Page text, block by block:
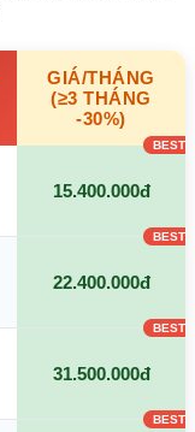
GIÁ/THÁNG
(≥3 THÁNG
-30%)
15.400.000đ
22.400.000đ
31.500.000đ